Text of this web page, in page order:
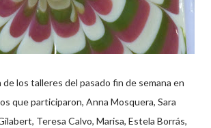
que participaron, Anna Mosquera, Sara
Teresa Calvo, Marisa, Estela Borrás,